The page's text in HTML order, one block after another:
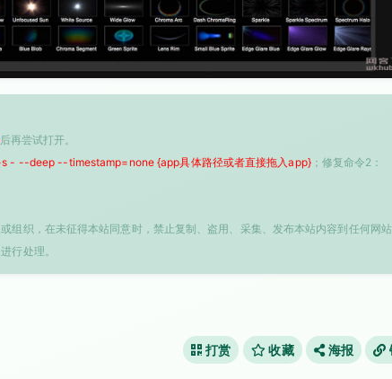
后再尝试打开。
- --deep --timestamp=none {app具体路径或者直接拖入app}；修复命令2：
组织，在未征得本站同意时，禁止复制、盗用、采集、发布本站内容到任何网
行处理。
打赏 收藏 海报